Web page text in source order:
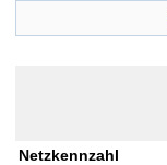
Netzkennzahl